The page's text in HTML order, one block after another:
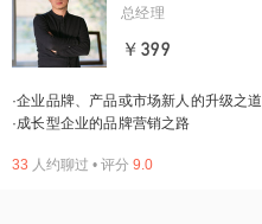
总经理
￥399
·企业品牌、产品或市场新人的升级之道
·成长型企业的品牌营销之路
33 人约聊过 • 评分 9.0